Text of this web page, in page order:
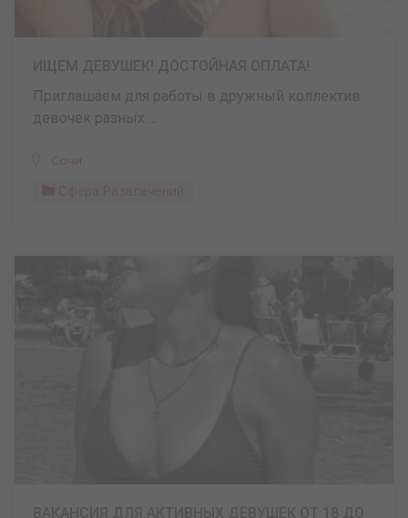
Приглашаем для работы в дружный коллектив
девочек разных ...
Сочи
Сфера Развлечений